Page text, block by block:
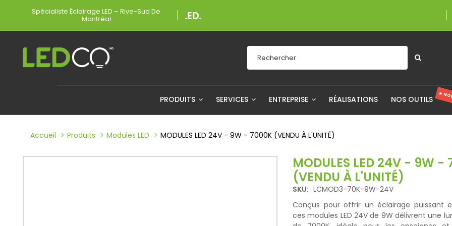
Spécialiste Éclairage LED – Rive-Sud De
Montréal Une entreprise
PRODUITS SERVICES ENTREPRISE RÉALISATIONS NOS OUTILS ★
Accueil Produits Modules LED MODULES LED 24V - 9W - 7000K (VENDU À L'UNITÉ)
MODULES LED 24V - 9W -
(VENDU À L'UNITÉ)
SKU: LCMOD3-70K-9W-24V
Conçus pour offrir un éclairage puissant
ces modules LED 24V de 9W délivrent une